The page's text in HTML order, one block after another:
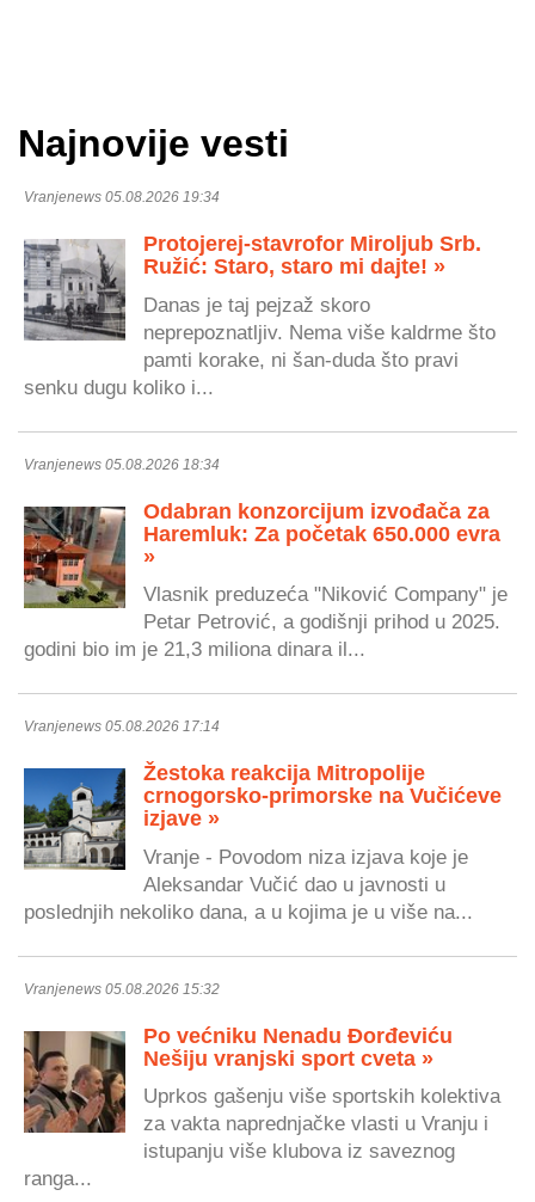
Najnovije vesti
Vranjenews 05.08.2026 19:34
Protojerej-stavrofor Miroljub Srb.
Ružić: Staro, staro mi dajte! »
Danas je taj pejzaž skoro
neprepoznatljiv. Nema više kaldrme što
pamti korake, ni šan-duda što pravi
senku dugu koliko i...
Vranjenews 05.08.2026 18:34
Odabran konzorcijum izvođača za
Haremluk: Za početak 650.000 evra
»
Vlasnik preduzeća "Niković Company" je
Petar Petrović, a godišnji prihod u 2025.
godini bio im je 21,3 miliona dinara il...
Vranjenews 05.08.2026 17:14
Žestoka reakcija Mitropolije
crnogorsko-primorske na Vučićeve
izjave »
Vranje - Povodom niza izjava koje je
Aleksandar Vučić dao u javnosti u
poslednjih nekoliko dana, a u kojima je u više na...
Vranjenews 05.08.2026 15:32
Po većniku Nenadu Đorđeviću
Nešiju vranjski sport cveta »
Uprkos gašenju više sportskih kolektiva
za vakta naprednjačke vlasti u Vranju i
istupanju više klubova iz saveznog
ranga...